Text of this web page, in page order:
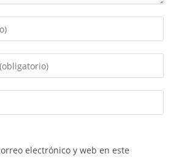
electrónico y web en este